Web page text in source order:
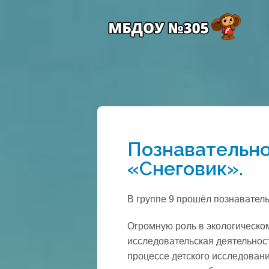
«Снеговик».
В группе 9 прошёл
Огромную роль в
исследовательская
процессе детского